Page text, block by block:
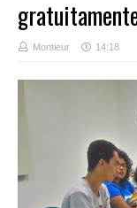
Montieur 14:18